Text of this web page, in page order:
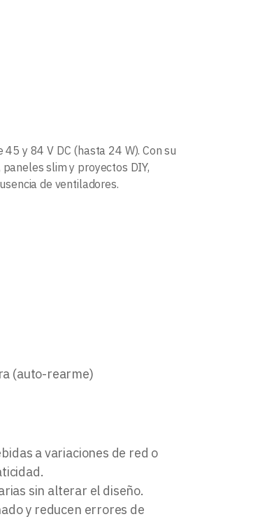
y 84 V DC (hasta 24 W). Con su
slim y proyectos DIY,
de ventiladores.
(auto-rearme)
a variaciones de red o
sin alterar el diseño.
y reducen errores de